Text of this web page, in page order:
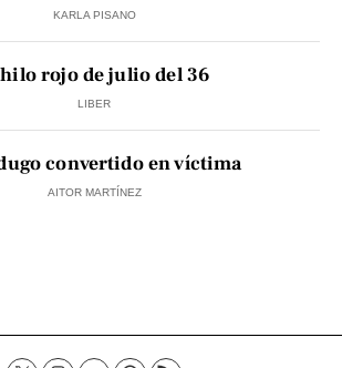
KARLA PISANO
rojo de julio del 36
LIBER
convertido en víctima
AITOR MARTÍNEZ